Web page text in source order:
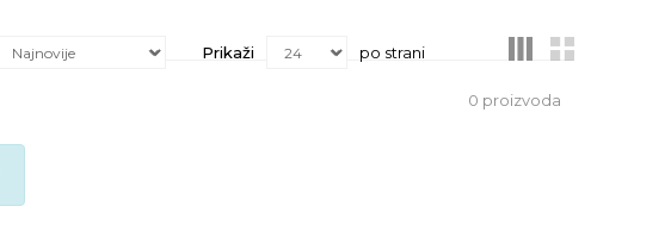
Prikaži po strani
0 proizvoda